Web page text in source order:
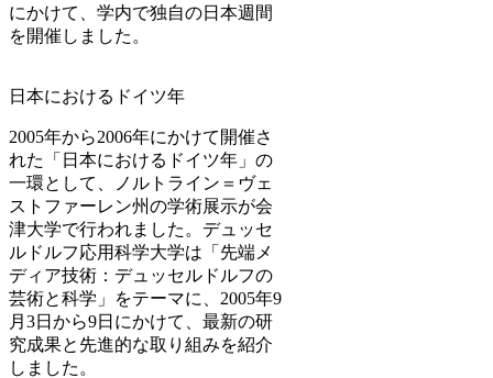
にかけて、学内で独自の日本週間
を開催しました。
日本におけるドイツ年
2005年から2006年にかけて開催さ
れた「日本におけるドイツ年」の
一環として、ノルトライン＝ヴェ
ストファーレン州の学術展示が会
津大学で行われました。デュッセ
ルドルフ応用科学大学は「先端メ
ディア技術：デュッセルドルフの
芸術と科学」をテーマに、2005年9
月3日から9日にかけて、最新の研
究成果と先進的な取り組みを紹介
しました。